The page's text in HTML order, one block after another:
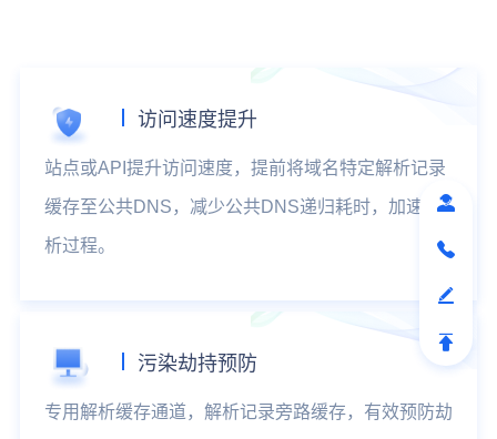
访问速度提升
站点或API提升访问速度，提前将域名特定解析记录
缓存至公共DNS，减少公共DNS递归耗时，加速解
析过程。
污染劫持预防
专用解析缓存通道，解析记录旁路缓存，有效预防劫